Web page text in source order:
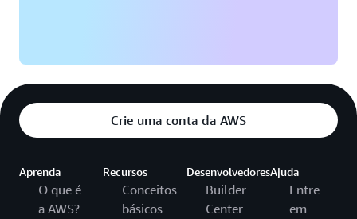
Crie uma conta da AWS
Aprenda
O que é
a AWS?
Recursos
Conceitos
básicos
Desenvolvedores
Builder
Center
Ajuda
Entre
em